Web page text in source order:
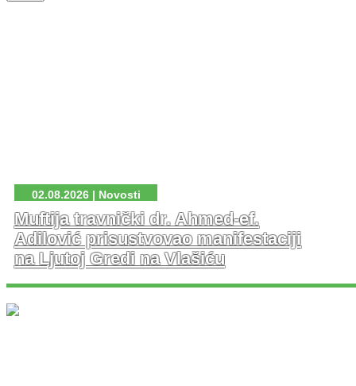
02.08.2026 | Novosti
Muftija travnički dr. Ahmed-ef.
Adilović prisustvovao manifestaciji
na Ljutoj Gredi na Vlašiću
U nedjelju, 02. 08. 2026. god. na platou Ljute Grede i
spomen obilježja Zlatni Ljiljan – general Mehmed Alagić
održana je manifestacija Dani pobjede – Dani ponosa,